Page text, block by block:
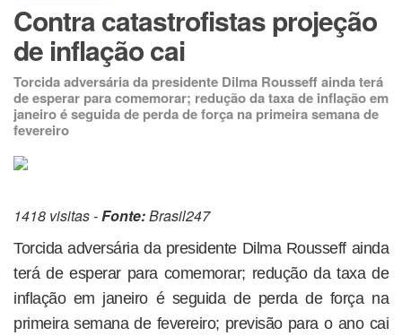
Contra catastrofistas projeção
de inflação cai
Torcida adversária da presidente Dilma Rousseff ainda terá
de esperar para comemorar; redução da taxa de inflação em
janeiro é seguida de perda de força na primeira semana de
fevereiro
1418 visitas -Fonte:Brasil247
Torcida adversária da presidente Dilma Rousseff ainda
terá de esperar para comemorar; redução da taxa de
inflação em janeiro é seguida de perda de força na
primeira semana de fevereiro; previsão para o ano cai